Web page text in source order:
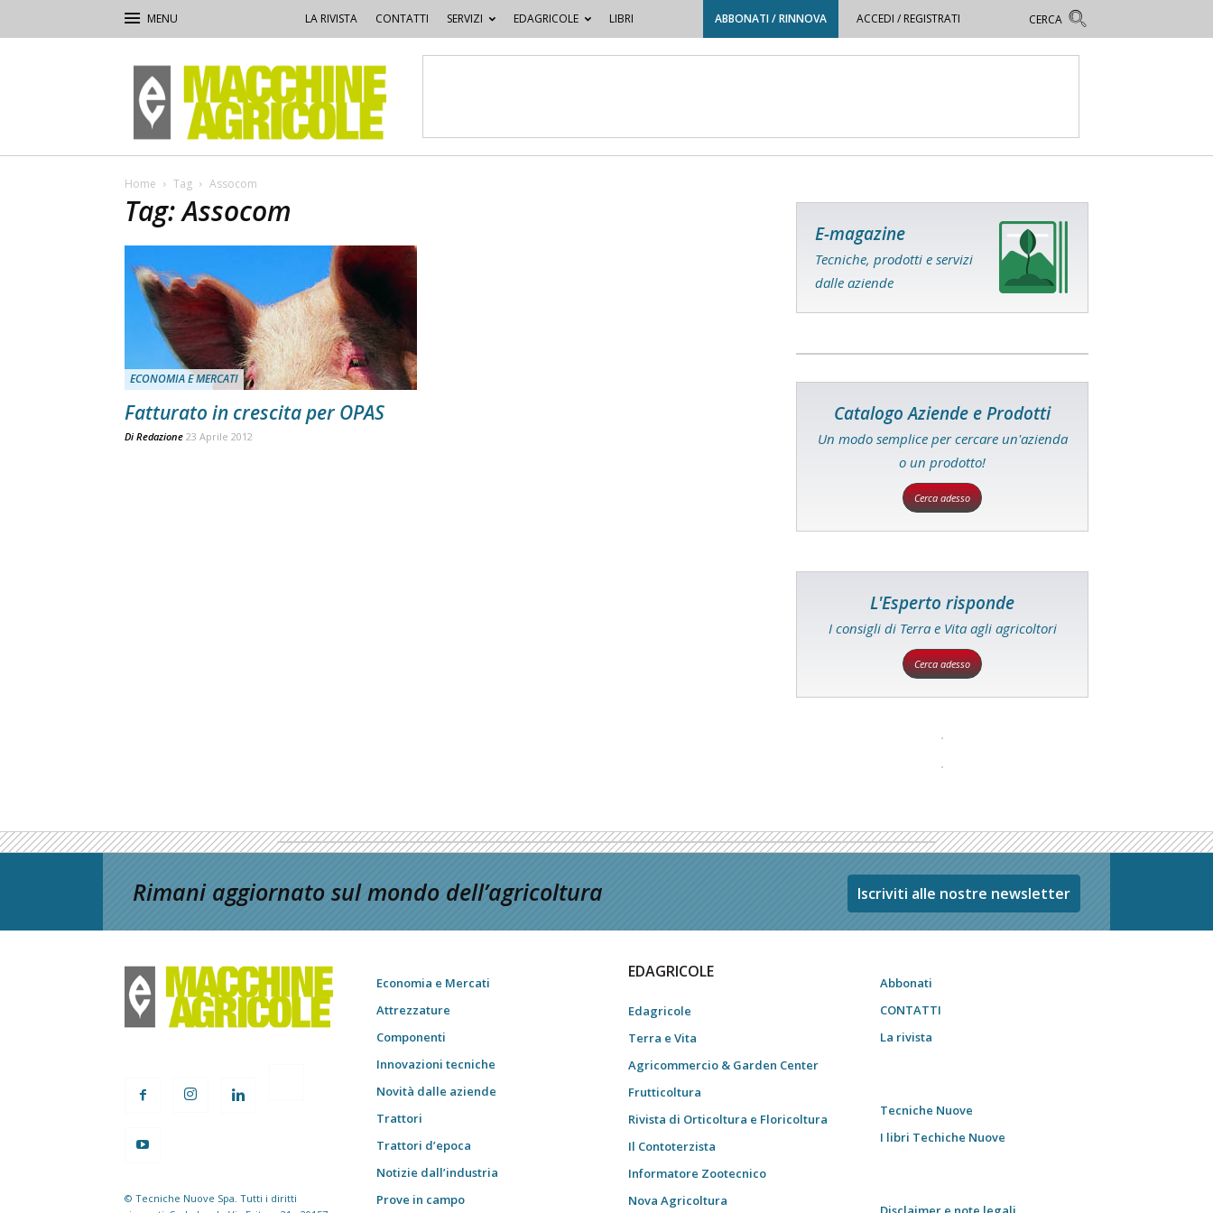
LA RIVISTA CONTATTI SERVIZI EDAGRICOLE LIBRI ABBONATI / RINNOVA ACCEDI / REGISTRATI
Macchine
Agricole
Home Tag Assocom
Tag: Assocom
ECONOMIA E MERCATI
Fatturato in crescita per OPAS
Di Redazione 23 Aprile 2012
E-magazine
Tecniche, prodotti e servizi
dalle aziende
Catalogo Aziende e Prodotti
Un modo semplice per cercare un'azienda
o un prodotto!
Cerca adesso
L'Esperto risponde
I consigli di Terra e Vita agli agricoltori
Cerca adesso
Rimani aggiornato sul mondo dell’agricoltura Iscriviti alle nostre newsletter
© Tecniche Nuove Spa. Tutti i diritti
Economia e Mercati
Attrezzature
Componenti
Innovazioni tecniche
Novità dalle aziende
Trattori
Trattori d’epoca
Notizie dall’industria
Prove in campo
EDAGRICOLE
Edagricole
Terra e Vita
Agricommercio & Garden Center
Frutticoltura
Rivista di Orticoltura e Floricoltura
Il Contoterzista
Informatore Zootecnico
Nova Agricoltura
Abbonati
CONTATTI
La rivista
Tecniche Nuove
I libri Techiche Nuove